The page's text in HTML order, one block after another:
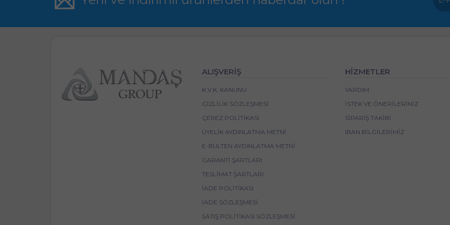
ALIŞVERİŞ
K.V.K. KANUNU
GIZLILIK SÖZLEŞMESI
ÇEREZ POLITIKASI
ÜYELIK AYDINLATMA METNI
E-BÜLTEN AYDINLATMA METNI
GARANTI ŞARTLARI
TESLIMAT ŞARTLARI
İADE POLITIKASI
İADE SÖZLEŞMESI
SATIŞ POLITIKASI SÖZLEŞMESI
HİZMETLER
YARDIM
İSTEK VE ÖNERILERINIZ
SIPARIŞ TAKIBI
IBAN BİLGİLERİMİZ